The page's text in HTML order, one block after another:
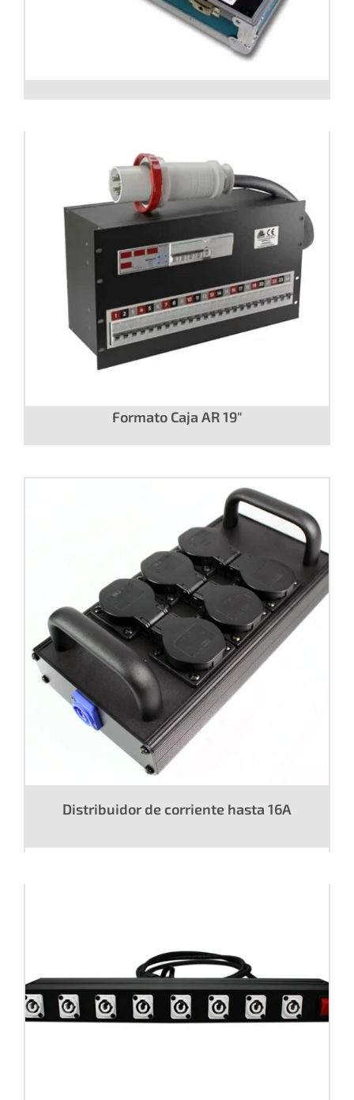
Distribuidor de corriente hasta 400A.
Formato Caja AR 19″
Distribuidor de corriente hasta 16A